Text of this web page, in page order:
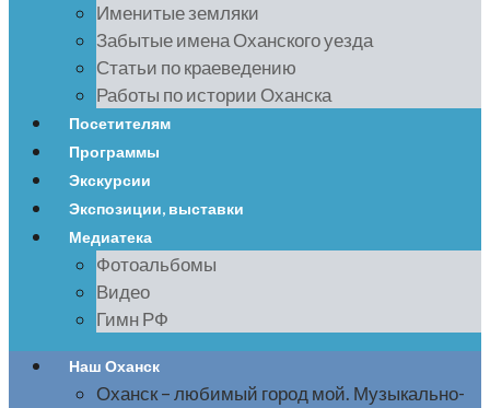
Именитые земляки
Забытые имена Оханского уезда
Статьи по краеведению
Работы по истории Оханска
Посетителям
Программы
Экскурсии
Экспозиции, выставки
Медиатека
Фотоальбомы
Видео
Гимн РФ
Наш Оханск
Оханск – любимый город мой. Музыкально-